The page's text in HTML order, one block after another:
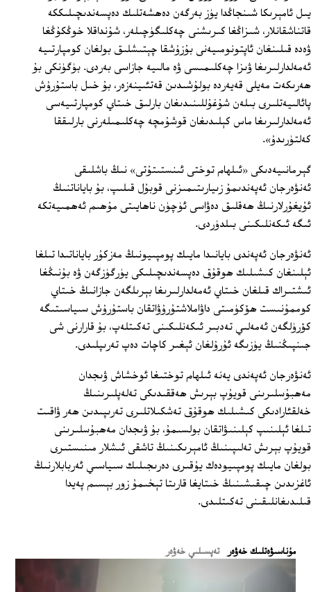
يىل ئامېرىكا شىنجاڭدا يۈز بەرگەن دەھشەتلىك دەپسەندىچىلىككە
قاتناشقانلار، شىزاڭغا كىرىشنى چەكلىگۈچىلەر، شۇنداقلا خوڭكۇڭغا
ۋەدە قىلىنغان ئاپتونومىيەنى بۇزۇشقا چېتىشلىق بولغان كومپارتىيە
ئەمەلدارلىرىغا ۋىزا چەكلىمىسى ۋە مالىيە جازاسى بەردى. بۈگۈنكى بۇ
ھەرىكەت مەيلى قەيەردە بولۇشىدىن قەتئىينەزەر، بۇ خىل باستۇرۇش
پائالىيەتلىرى بىلەن شۇغۇللىنىدىغان بارلىق خىتاي كومپارتىيەسى
ئەمەلدارلىرىغا ماس كېلىدىغان قوشۇمچە چەكلىمىلەرنى بارلىققا
كەلتۈرىدۇ».
گېرمانىيەدىكى «ئىلھام توختى ئىنستىتۇتى» نىڭ باشلىقى
ئەنۋەرجان ئەپەندىمۇ زىيارىتىمىزنى قوبۇل قىلىپ، بۇ باياناتنىڭ
ئۇيغۇرلارنىڭ ھەقلىق دەۋاسى ئۈچۈن ناھايىتى مۇھىم ئەھمىيەتكە
ئىگە ئىكەنلىكىنى بىلدۈردى.
ئەنۋەرجان ئەپەندى بايانىدا مايىك پومپىيونىڭ مەزكۇر باياناتىدا تىلغا
ئېلىنغان كىشىلىك ھوقۇق دەپسەندىچىلىكى يۈرگۈزگەن ۋە بۇنىڭغا
ئىشتىراك قىلغان خىتاي ئەمەلدارلىرىغا بېرىلگەن جازانىڭ خىتاي
كوممۇنىست ھۆكۈمىتى داۋاملاشتۇرۇۋاتقان باستۇرۇش سىياسىتىگە
كۆرۈلگەن ئەمەلىي تەدبىر ئىكەنلىكىنى تەكىتلەپ، بۇ قارارنى شى
جىنپىڭنىڭ يۈزىگە ئۇرۇلغان ئېغىر كاچات دەپ تەرىپلىدى.
ئەنۋەرجان ئەپەندى يەنە ئىلھام توختىغا ئوخشاش ۋىجدان
مەھبۇسلىرىنى قويۇپ بېرىش ھەققىدىكى تەلەپلىرىنىڭ
خەلقئارادىكى كىشىلىك ھوقۇق تەشكىلاتلىرى تەرىپىدىن ھەر ۋاقىت
تىلغا ئېلىنىپ كېلىنىۋاتقان بولسىمۇ، بۇ ۋىجدان مەھبۇسلىرىنى
قويۇپ بېرىش تەلىپىنىڭ ئامېرىكىنىڭ تاشقى ئىشلار مىنىستىرى
بولغان مايىك پومپىيودەك يۇقىرى دەرىجىلىك سىياسىي ئەربابلارنىڭ
ئاغزىدىن چىقىشىنىڭ خىتايغا قارىتا تېخىمۇ زور بېسىم پەيدا
قىلىدىغانلىقىنى تەكىتلىدى.
ﻣﯘﻧﺎﺳﯩﯟﻩﺗﻠﯩﻚ ﺧﻪﯞﻩﺭ تەپسىلىي خەۋەر